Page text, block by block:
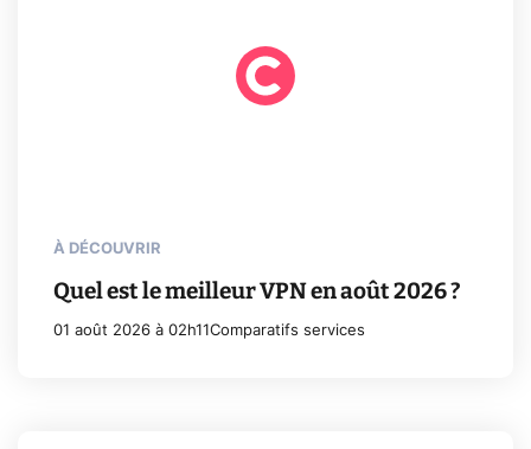
À DÉCOUVRIR
Quel est le meilleur VPN en août 2026 ?
01 août 2026 à 02h11Comparatifs services